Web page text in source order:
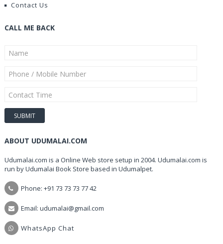
Contact Us
CALL ME BACK
ABOUT UDUMALAI.COM
Udumalai.com is a Online Web store setup in 2004. Udumalai.com is
run by Udumalai Book Store based in Udumalpet.
Phone: +91 73 73 73 77 42
Email: udumalai@gmail.com
WhatsApp Chat